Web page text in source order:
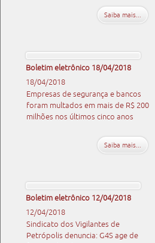
Saiba mais...
Boletim eletrônico 18/04/2018
18/04/2018
Empresas de segurança e bancos
foram multados em mais de R$ 200
milhões nos últimos cinco anos
Saiba mais...
Boletim eletrônico 12/04/2018
12/04/2018
Sindicato dos Vigilantes de
Petrópolis denuncia: G4S age de